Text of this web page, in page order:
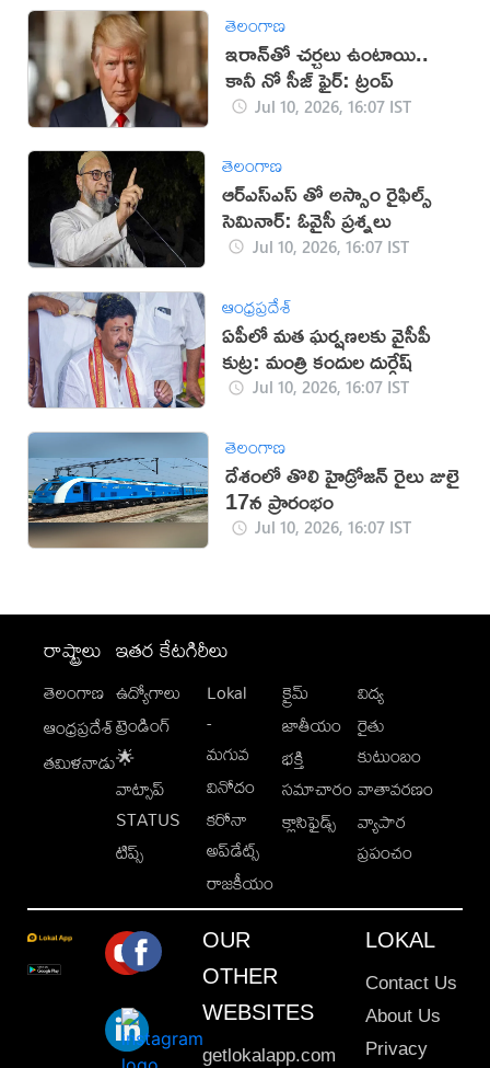
తెలంగాణ
‌ఇరాన్‌తో చర్చలు ఉంటాయి..
కానీ నో సీజ్ ఫైర్: ట్రంప్
Jul 10, 2026, 16:07 IST
తెలంగాణ
ఆర్ఎస్ఎస్ తో అస్సాం రైఫిల్స్
సెమినార్: ఓవైసీ ప్రశ్నలు
Jul 10, 2026, 16:07 IST
ఆంధ్రప్రదేశ్
ఏపీలో మత ఘర్షణలకు వైసీపీ
కుట్ర: మంత్రి కందుల దుర్గేష్
Jul 10, 2026, 16:07 IST
తెలంగాణ
దేశంలో తొలి హైడ్రోజన్ రైలు జులై
17న ప్రారంభం
Jul 10, 2026, 16:07 IST
రాష్ట్రాలు
తెలంగాణ
ఆంధ్రప్రదేశ్
తమిళనాడు
ఇతర కేటగిరీలు
ఉద్యోగాలు
ట్రెండింగ్
🌟
వాట్సాప్
STATUS
టిప్స్
Lokal
-
మగువ
వినోదం
కరోనా
అప్‌డేట్స్
రాజకీయం
క్రైమ్
జాతీయం
భక్తి
సమాచారం
క్లాసిఫైడ్స్
విద్య
రైతు
కుటుంబం
వాతావరణం
వ్యాపార
ప్రపంచం
OUR
OTHER
WEBSITES
getlokalapp.com
LOKAL
Contact Us
About Us
Privacy